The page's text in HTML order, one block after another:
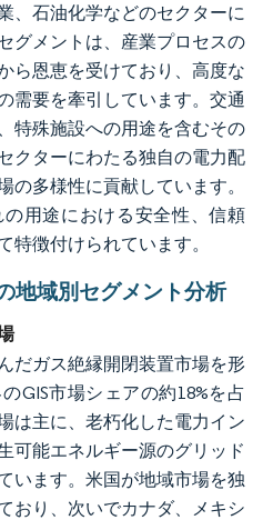
、石油化学などのセクターに
グメントは、産業プロセスの
ら恩恵を受けており、高度な
需要を牽引しています。交通
特殊施設への用途を含むその
クターにわたる独自の電力配
の多様性に貢献しています。
用途における安全性、信頼
特徴付けられています。
地域別セグメント分析
だガス絶縁開閉装置市場を形
GIS市場シェアの約18%を占
は主に、老朽化した電力イン
可能エネルギー源のグリッド
います。米国が地域市場を独
おり、次いでカナダ、メキシ